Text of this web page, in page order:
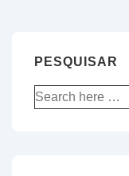
PESQUISAR
Pesquisar
por: